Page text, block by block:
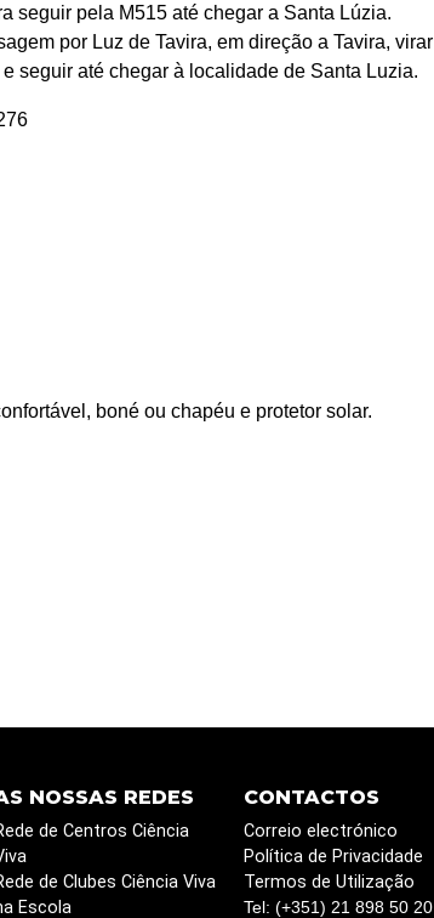
seguir pela M515 até chegar a Santa Lúzia.
por Luz de Tavira, em direção a Tavira, virar
seguir até chegar à localidade de Santa Luzia.
boné ou chapéu e protetor solar.
NOSSAS REDES
de Centros Ciência
de Clubes Ciência Viva
Escola
CONTACTOS
Correio electrónico
Política de Privacidade
Termos de Utilização
Tel: (+351) 21 898 50